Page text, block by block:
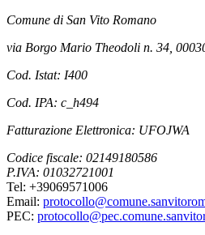
Comune di San Vito Romano
via Borgo Mario Theodoli n. 34,
Cod. Istat: I400
Cod. IPA: c_h494
Fatturazione Elettronica: UFOJWA
Codice fiscale: 02149180586
P.IVA: 01032721001
Tel: +39069571006
Email:
PEC: